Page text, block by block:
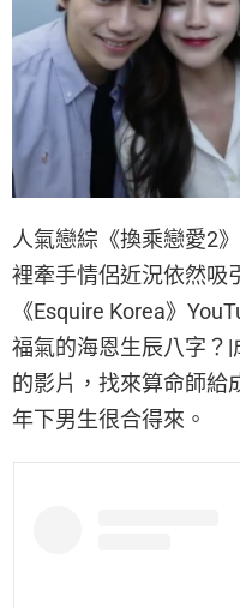
人氣戀綜《換乘戀愛2
裡牽手情侶近況依然吸
《Esquire Korea》
福氣的海恩生辰八字？|
的影片，找來算命師給
年下男生很合得來。